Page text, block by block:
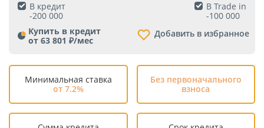
В кредит
-200 000
В Trade in
-100 000
Купить в кредит
от 63 801 ₽/мес
Добавить в избранное
Минимальная ставка
от 7.2%
Без первоначального
взноса